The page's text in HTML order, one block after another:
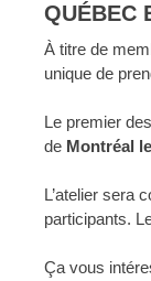
QUÉBEC
À titre de
unique de
Le premier
de Montréal
L’atelier sera
participants.
Ça vous